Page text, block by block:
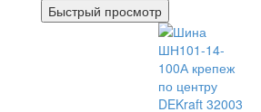
Быстрый просмотр